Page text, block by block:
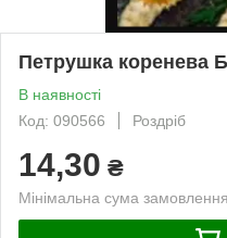
Петрушка коренева
В наявності
Код: 090566
Роздріб
14,30 ₴
Мінімальна сума